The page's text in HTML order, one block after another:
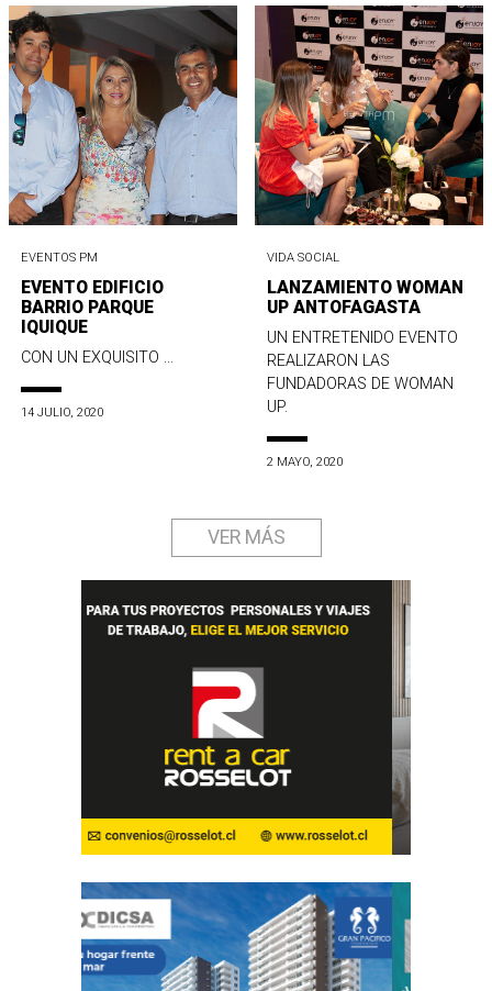
EVENTOS PM
EVENTO EDIFICIO
BARRIO PARQUE
IQUIQUE
CON UN EXQUISITO ...
14 JULIO, 2020
VIDA SOCIAL
LANZAMIENTO WOMAN
UP ANTOFAGASTA
UN ENTRETENIDO EVENTO
REALIZARON LAS
FUNDADORAS DE WOMAN
UP.
2 MAYO, 2020
VER MÁS